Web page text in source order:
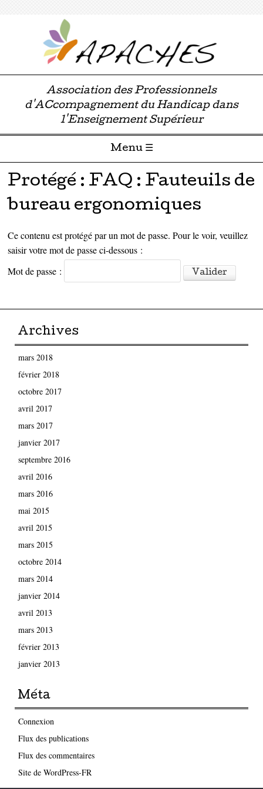
Association des Professionnels
d'ACcompagnement du Handicap dans
l'Enseignement Supérieur
Menu ☰
Passer directement au contenu
Protégé : FAQ : Fauteuils de
bureau ergonomiques
Ce contenu est protégé par un mot de passe. Pour le voir, veuillez
saisir votre mot de passe ci-dessous :
Mot de passe :
Archives
mars 2018
février 2018
octobre 2017
avril 2017
mars 2017
janvier 2017
septembre 2016
avril 2016
mars 2016
mai 2015
avril 2015
mars 2015
octobre 2014
mars 2014
janvier 2014
avril 2013
mars 2013
février 2013
janvier 2013
Méta
Connexion
Flux des publications
Flux des commentaires
Site de WordPress-FR